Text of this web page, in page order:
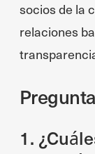
socios de la
relaciones
1.